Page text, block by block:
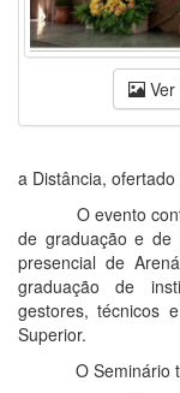
a Distância,
O evento contou
de graduação e de
presencial de
graduação de
gestores, técnicos
Superior.
O Seminário